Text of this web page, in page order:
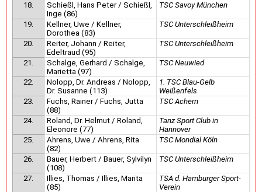
18.
Schießl, Hans Peter / Schießl,
Inge (86)
TSC Savoy München
19.
Kellner, Uwe / Kellner,
Dorothea (83)
TSC Unterschleißheim
20.
Reiter, Johann / Reiter,
Edeltraud (95)
TSC Unterschleißheim
21.
Schalge, Gerhard / Schalge,
Marietta (97)
TSC Neuwied
22.
Nolopp, Dr. Andreas / Nolopp,
Dr. Susanne (113)
1. TSC Blau-Gelb
Weißenfels
23.
Fuchs, Rainer / Fuchs, Jutta
(88)
TSC Achern
24.
Roland, Dr. Helmut / Roland,
Eleonore (77)
Tanz Sport Club in
Hannover
25.
Ahrens, Uwe / Ahrens, Rita
(82)
TSC Mondial Köln
26.
Bauer, Herbert / Bauer, Sylvilyn
(108)
TSC Unterschleißheim
27.
Illies, Thomas / Illies, Marita
(85)
TSA d. Hamburger Sport-
Verein